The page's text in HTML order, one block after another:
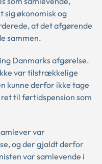
sig økonomisk og
at det afgørende
sammen.
Danmarks afgørelse.
var tilstrækkelige
kunne derfor ikke tage
til førtidspension som
var
og der gjaldt derfor
var samlevende i